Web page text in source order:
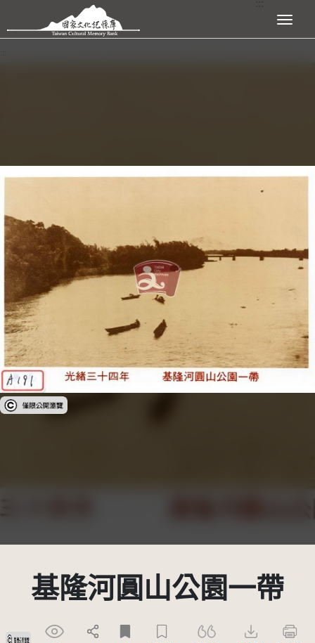
跳到主要內容區塊 展開選單
受著作權法保護-僅限於本平台有限度公開瀏覽
基隆河圓山公園一帶
受著作權法保護-僅限於本平台有限度公開瀏覽